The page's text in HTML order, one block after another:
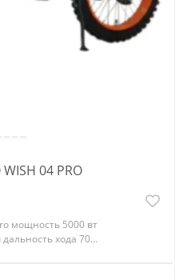
04 PRO
мощность 5000 вт
хода 70...